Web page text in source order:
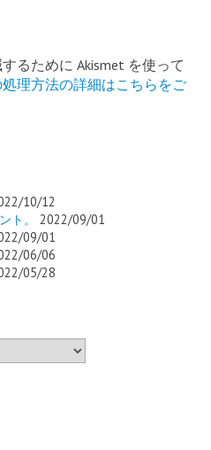
るために Akismet を使って
理方法の詳細はこちらをご
10/12
ト。
2022/09/01
09/01
06/06
05/28